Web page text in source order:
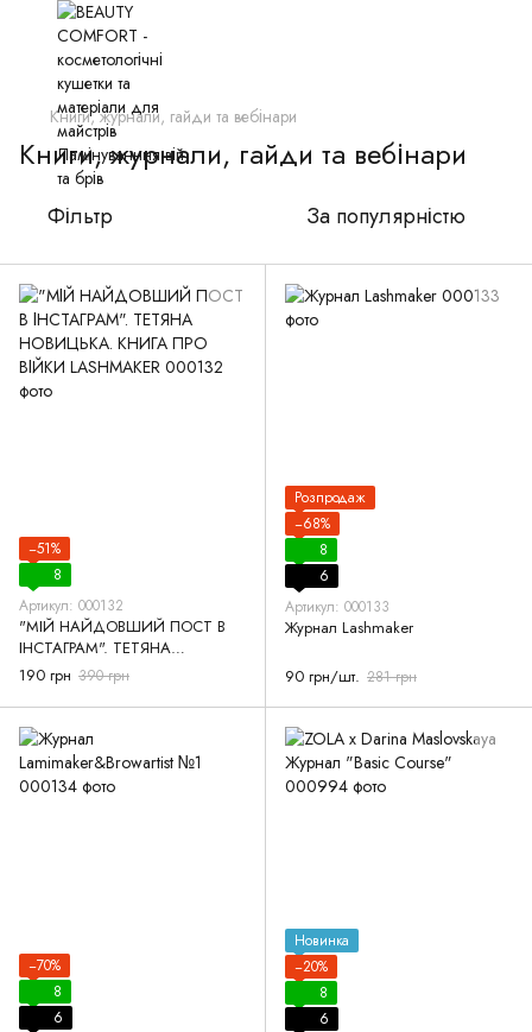
Книги, журнали, гайди та вебінари
Книги, журнали, гайди та вебінари
Фільтр За популярністю
−51%
8
Артикул: 000132
"МІЙ НАЙДОВШИЙ ПОСТ В
ІНСТАГРАМ". ТЕТЯНА
НОВИЦЬКА. КНИГА ПРО ВІЙКИ
LASHMAKER
190 грн 390 грн
Розпродаж
−68%
8
6
Артикул: 000133
Журнал Lashmaker
90 грн/шт. 281 грн
−70%
8
6
Новинка
−20%
8
6